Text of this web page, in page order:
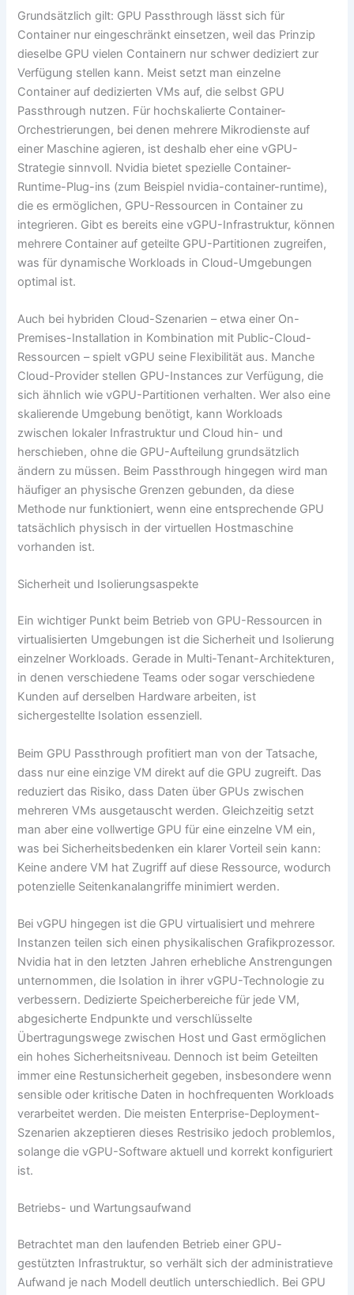
Grundsätzlich gilt: GPU Passthrough lässt sich für
Container nur eingeschränkt einsetzen, weil das Prinzip
dieselbe GPU vielen Containern nur schwer dediziert zur
Verfügung stellen kann. Meist setzt man einzelne
Container auf dedizierten VMs auf, die selbst GPU
Passthrough nutzen. Für hochskalierte Container-
Orchestrierungen, bei denen mehrere Mikrodienste auf
einer Maschine agieren, ist deshalb eher eine vGPU-
Strategie sinnvoll. Nvidia bietet spezielle Container-
Runtime-Plug-ins (zum Beispiel nvidia-container-runtime),
die es ermöglichen, GPU-Ressourcen in Container zu
integrieren. Gibt es bereits eine vGPU-Infrastruktur, können
mehrere Container auf geteilte GPU-Partitionen zugreifen,
was für dynamische Workloads in Cloud-Umgebungen
optimal ist.
Auch bei hybriden Cloud-Szenarien – etwa einer On-
Premises-Installation in Kombination mit Public-Cloud-
Ressourcen – spielt vGPU seine Flexibilität aus. Manche
Cloud-Provider stellen GPU-Instances zur Verfügung, die
sich ähnlich wie vGPU-Partitionen verhalten. Wer also eine
skalierende Umgebung benötigt, kann Workloads
zwischen lokaler Infrastruktur und Cloud hin- und
herschieben, ohne die GPU-Aufteilung grundsätzlich
ändern zu müssen. Beim Passthrough hingegen wird man
häufiger an physische Grenzen gebunden, da diese
Methode nur funktioniert, wenn eine entsprechende GPU
tatsächlich physisch in der virtuellen Hostmaschine
vorhanden ist.
Sicherheit und Isolierungsaspekte
Ein wichtiger Punkt beim Betrieb von GPU-Ressourcen in
virtualisierten Umgebungen ist die Sicherheit und Isolierung
einzelner Workloads. Gerade in Multi-Tenant-Architekturen,
in denen verschiedene Teams oder sogar verschiedene
Kunden auf derselben Hardware arbeiten, ist
sichergestellte Isolation essenziell.
Beim GPU Passthrough profitiert man von der Tatsache,
dass nur eine einzige VM direkt auf die GPU zugreift. Das
reduziert das Risiko, dass Daten über GPUs zwischen
mehreren VMs ausgetauscht werden. Gleichzeitig setzt
man aber eine vollwertige GPU für eine einzelne VM ein,
was bei Sicherheitsbedenken ein klarer Vorteil sein kann:
Keine andere VM hat Zugriff auf diese Ressource, wodurch
potenzielle Seitenkanalangriffe minimiert werden.
Bei vGPU hingegen ist die GPU virtualisiert und mehrere
Instanzen teilen sich einen physikalischen Grafikprozessor.
Nvidia hat in den letzten Jahren erhebliche Anstrengungen
unternommen, die Isolation in ihrer vGPU-Technologie zu
verbessern. Dedizierte Speicherbereiche für jede VM,
abgesicherte Endpunkte und verschlüsselte
Übertragungswege zwischen Host und Gast ermöglichen
ein hohes Sicherheitsniveau. Dennoch ist beim Geteilten
immer eine Restunsicherheit gegeben, insbesondere wenn
sensible oder kritische Daten in hochfrequenten Workloads
verarbeitet werden. Die meisten Enterprise-Deployment-
Szenarien akzeptieren dieses Restrisiko jedoch problemlos,
solange die vGPU-Software aktuell und korrekt konfiguriert
ist.
Betriebs- und Wartungsaufwand
Betrachtet man den laufenden Betrieb einer GPU-
gestützten Infrastruktur, so verhält sich der administratieve
Aufwand je nach Modell deutlich unterschiedlich. Bei GPU